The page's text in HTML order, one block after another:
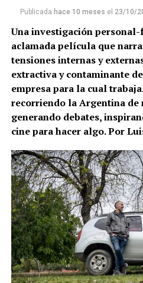
Publicada hace 10 meses el 23/10/
Una investigación
aclamada película que
tensiones internas y
extractiva y contaminante
empresa para la cual
recorriendo la Argentina de
generando debates,
cine para hacer algo. Por